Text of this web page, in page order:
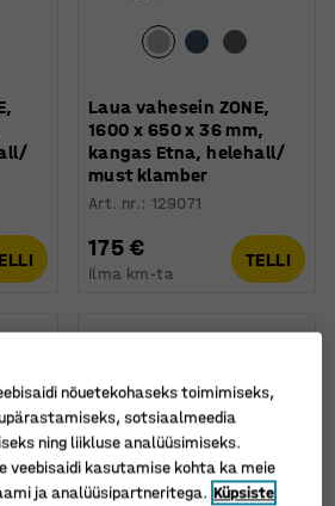
Laua vahesein ZONE,
1600 x 650 x 36 mm,
kangas Etna, helehall/
must klamber
Art. nr.:129071
175 €
Ilma km-ta
TELLI
nõuetekohaseks toimimiseks,
sotsiaalmeedia
ning liikluse analüüsimiseks.
veebisaidi kasutamise kohta ka meie
ja analüüsipartneritega. Küpsiste